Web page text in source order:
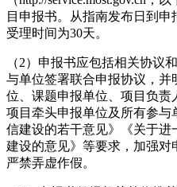
目申报书。从指南发布日到
受理时间为30天。
（2）申报书应包括相关协议
与单位签署联合申报协议，
位、课题申报单位、项目负
项目牵头申报单位及所有参
信建设的若干意见》《关于
建设的意见》等要求，加强
严禁弄虚作假。